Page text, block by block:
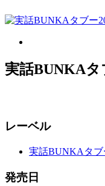
実話BUNKAタ
レーベル
実話BUNKAタブ
発売日